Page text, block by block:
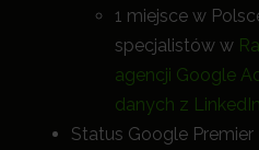
1 miejsce w
specjalistów w
agencji Google
danych z LinkedIn
Status Google Premier